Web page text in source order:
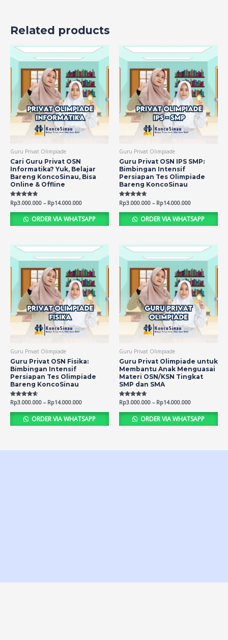
Related products
Guru Privat Olimpiade
Cari Guru Privat OSN
Informatika? Yuk, Belajar
Bareng KoncoSinau, Bisa
Online & Offline
Rated
4.65
out of 5
Rp3.000.000 – Rp14.000.000
ORDER VIA WHATSAPP
Guru Privat Olimpiade
Guru Privat OSN IPS SMP:
Bimbingan Intensif
Persiapan Tes Olimpiade
Bareng KoncoSinau
Rated
4.66
out of 5
Rp3.000.000 – Rp14.000.000
ORDER VIA WHATSAPP
Guru Privat Olimpiade
Guru Privat OSN Fisika:
Bimbingan Intensif
Persiapan Tes Olimpiade
Bareng KoncoSinau
Rated
4.61
out of 5
Rp3.000.000 – Rp14.000.000
ORDER VIA WHATSAPP
Guru Privat Olimpiade
Guru Privat Olimpiade untuk
Membantu Anak Menguasai
Materi OSN/KSN Tingkat
SMP dan SMA
Rated
4.67
out of 5
Rp3.000.000 – Rp14.000.000
ORDER VIA WHATSAPP